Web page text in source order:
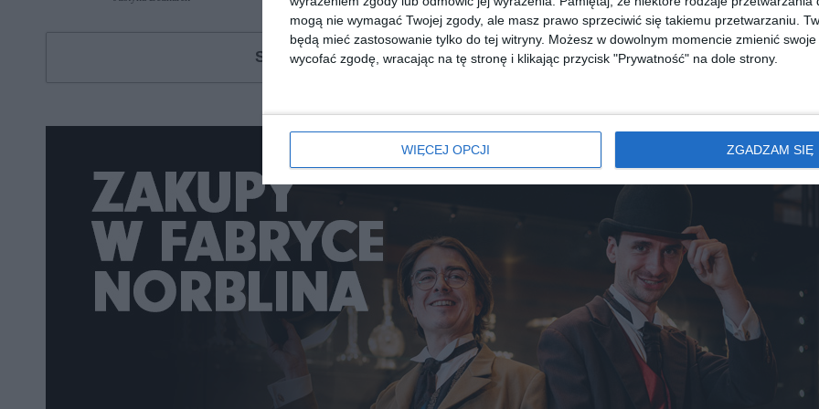
mogą nie wymagać Twojej zgody, ale masz prawo sprzeciwić się takiemu przetwarzaniu.
będą mieć zastosowanie tylko do tej witryny. Możesz w dowolnym momencie zmienić
wycofać zgodę, wracając na tę stronę i klikając przycisk "Prywatność" na dole strony.
WIĘCEJ OPCJI ZGADZAM SIĘ
Szukasz książki, audiobooka?Skorzystaj z wyszukiwarki